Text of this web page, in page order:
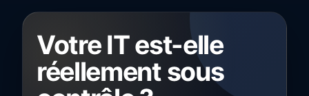
Votre IT est-elle
réellement sous